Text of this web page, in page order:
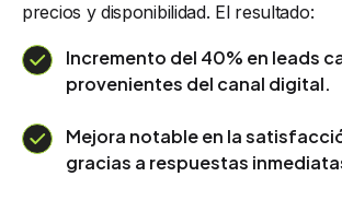
precios y disponibilidad. El resultado:
Incremento del 40% en leads
provenientes del canal digital.
Mejora notable en la
gracias a respuestas